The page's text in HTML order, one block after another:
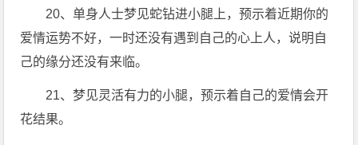
20、单身人士梦见蛇钻进小腿上，预示着近期你的
爱情运势不好，一时还没有遇到自己的心上人，说明自
己的缘分还没有来临。
21、梦见灵活有力的小腿，预示着自己的爱情会开
花结果。